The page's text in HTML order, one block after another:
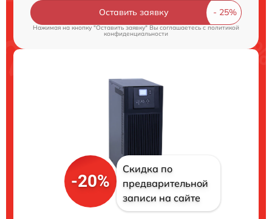
Оставить заявку
Нажимая на кнопку "Оставить заявку" Вы соглашаетесь c политикой
конфиденциальности
-20%
Скидка по
предварительной
записи на сайте